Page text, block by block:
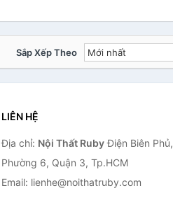
Sắp Xếp Theo
LIÊN HỆ
Địa chỉ: Nội Thất RubyĐiện Biên Phủ,
Phường 6, Quận 3, Tp.HCM
Email: lienhe@noithatruby.com